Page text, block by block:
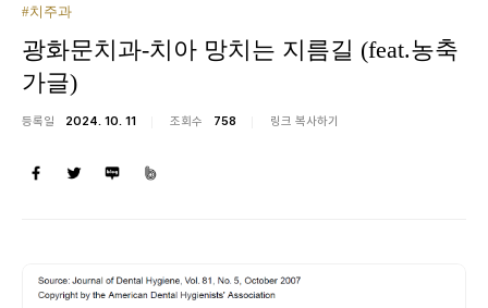
#치주과
광화문치과-치아 망치는 지름길 (feat.농축
가글)
등록일 2024. 10. 11 조회수 758 링크 복사하기